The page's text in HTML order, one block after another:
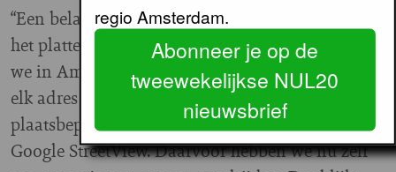
“Een belangrijke wens is inderdaad om vanuit
het platte vlak naar 3D-informatie te gaan. Wat
we in Amsterdam nu al hebben gedaan, is dat we
elk adres hebben voorzien van een geometrische
plaatsbepaling en van panoramafoto’s zoals bij
Google StreetView. Daarvoor hebben we nu zelf
regio Amsterdam.
Abonneer je op de
tweewekelijkse NUL20
nieuwsbrief